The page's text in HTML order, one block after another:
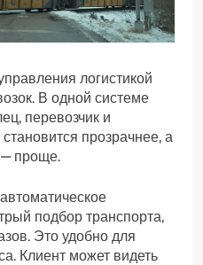
логистикой
В одной системе
перевозчик и
прозрачнее, а
— проще.
подбор транспорта,
Это удобно для
Клиент может видеть